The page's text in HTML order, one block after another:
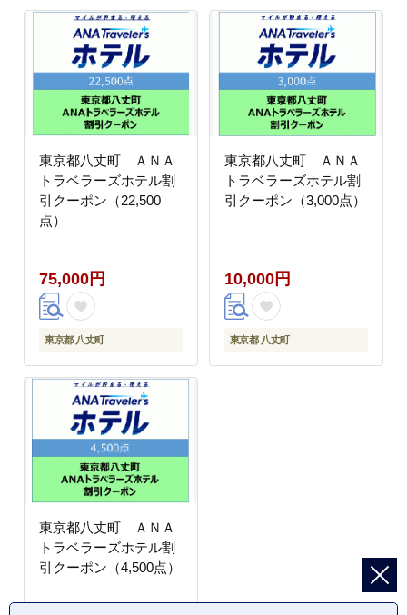
東京都八丈町 ＡＮＡ
トラベラーズホテル割
引クーポン（22,500
点）
75,000円
東京都 八丈町
東京都八丈町 ＡＮＡ
トラベラーズホテル割
引クーポン（3,000点）
10,000円
東京都 八丈町
東京都八丈町 ＡＮＡ
トラベラーズホテル割
引クーポン（4,500点）